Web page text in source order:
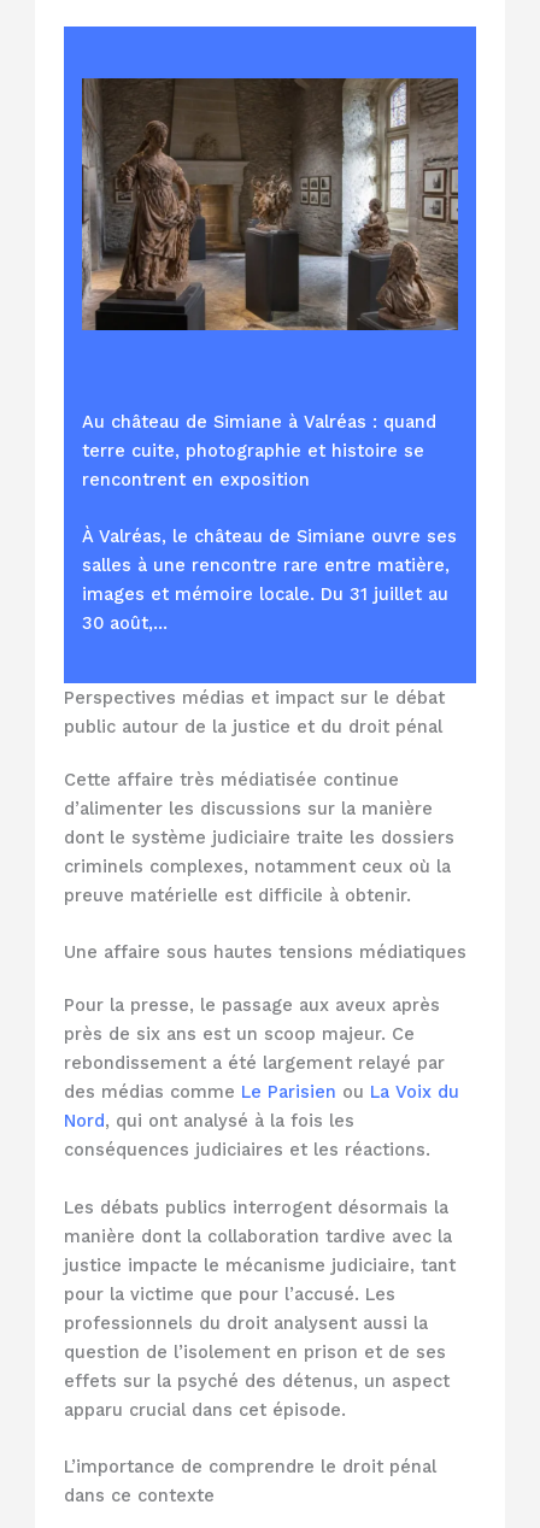
Au château de Simiane à Valréas : quand
terre cuite, photographie et histoire se
rencontrent en exposition
À Valréas, le château de Simiane ouvre ses
salles à une rencontre rare entre matière,
images et mémoire locale. Du 31 juillet au
30 août,…
Perspectives médias et impact sur le débat
public autour de la justice et du droit pénal
Cette affaire très médiatisée continue
d’alimenter les discussions sur la manière
dont le système judiciaire traite les dossiers
criminels complexes, notamment ceux où la
preuve matérielle est difficile à obtenir.
Une affaire sous hautes tensions médiatiques
Pour la presse, le passage aux aveux après
près de six ans est un scoop majeur. Ce
rebondissement a été largement relayé par
des médias comme Le Parisien ou La Voix du
Nord, qui ont analysé à la fois les
conséquences judiciaires et les réactions.
Les débats publics interrogent désormais la
manière dont la collaboration tardive avec la
justice impacte le mécanisme judiciaire, tant
pour la victime que pour l’accusé. Les
professionnels du droit analysent aussi la
question de l’isolement en prison et de ses
effets sur la psyché des détenus, un aspect
apparu crucial dans cet épisode.
L’importance de comprendre le droit pénal
dans ce contexte